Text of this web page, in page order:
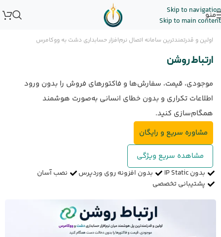
Skip to navigation
Skip to main content
منو
اولین و قدرتمندترین سامانه اتصال نرم‌افزار حسابداری دشت به ووکامرس
ارتباط روشن
موجودی، قیمت، سفارش‌ها و فاکتورهای فروش را بدون ورود
اطلاعات تکراری و بدون خطای انسانی به‌صورت هوشمند
همگام‌سازی کنید.
مشاوره سریع و رایگان
مشاهده سریع ویژگی
بدون IP Static بدون افزونه روی وردپرس
نصب آسان
پشتیبانی تخصصی